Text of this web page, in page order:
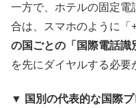
一方で、ホテルの固定電
合は、スマホのように「
の国ごとの「国際電話識
を先にダイヤルする必要
▼ 国別の代表的な国際